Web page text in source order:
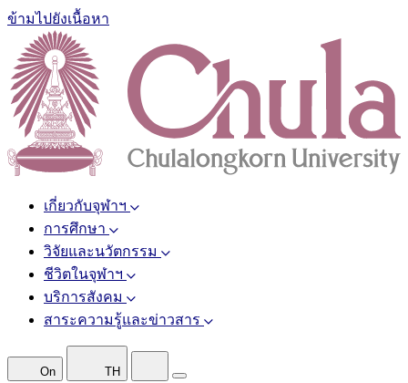
ข้ามไปยังเนื้อหา
เกี่ยวกับจุฬาฯ
การศึกษา
วิจัยและนวัตกรรม
ชีวิตในจุฬาฯ
บริการสังคม
สาระความรู้และข่าวสาร
On TH